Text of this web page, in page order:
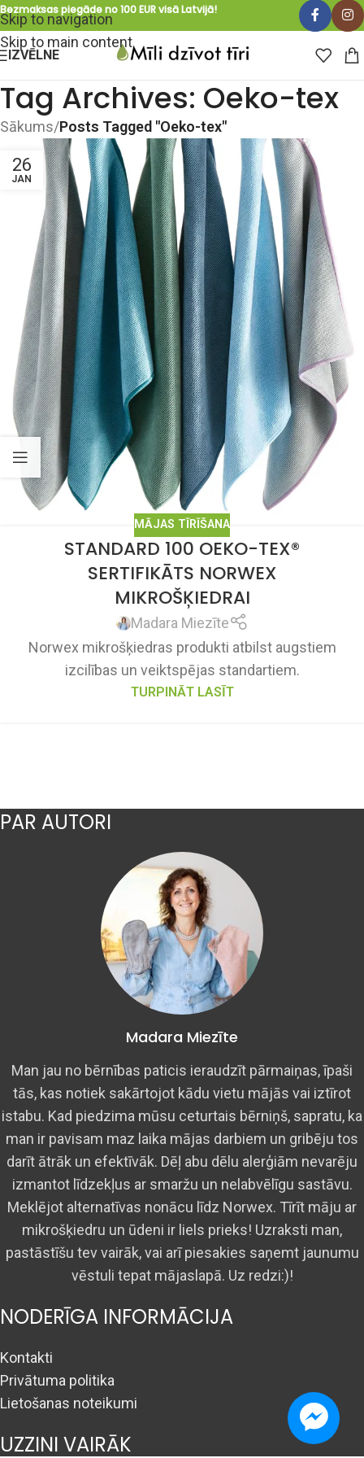
Skip to navigation
Skip to main content
Bezmaksas piegāde no 100 EUR visā Latvijā!
IZVĒLNE
Tag Archives: Oeko-tex
Sākums/Posts Tagged "Oeko-tex"
26
JAN
MĀJAS TĪRĪŠANA
STANDARD 100 OEKO-TEX®
SERTIFIKĀTS NORWEX
MIKROŠĶIEDRAI
Madara Miezīte
Norwex mikrošķiedras produkti atbilst augstiem
izcilības un veiktspējas standartiem.
TURPINĀT LASĪT
PAR AUTORI
Madara Miezīte
Man jau no bērnības paticis ieraudzīt pārmaiņas, īpaši
tās, kas notiek sakārtojot kādu vietu mājās vai iztīrot
istabu. Kad piedzima mūsu ceturtais bērniņš, sapratu, ka
man ir pavisam maz laika mājas darbiem un gribēju tos
darīt ātrāk un efektīvāk. Dēļ abu dēlu alerģiām nevarēju
izmantot līdzekļus ar smaržu un nelabvēlīgu sastāvu.
Meklējot alternatīvas nonācu līdz Norwex. Tīrīt māju ar
mikrošķiedru un ūdeni ir liels prieks! Uzraksti man,
pastāstīšu tev vairāk, vai arī piesakies saņemt jaunumu
vēstuli tepat mājaslapā. Uz redzi:)!
NODERĪGA INFORMĀCIJA
Kontakti
Privātuma politika
Lietošanas noteikumi
UZZINI VAIRĀK